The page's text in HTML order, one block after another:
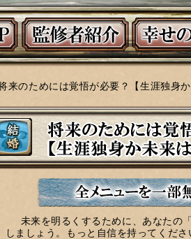
来のためには覚悟が必要？【生涯独身
未来を明るくするために、あなたの
しましょう。もっと自信を持ってくだ